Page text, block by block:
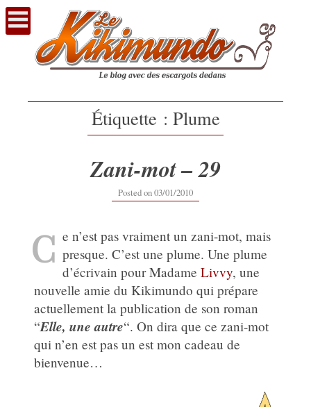
Voir
contenu
Étiquette : Plume
Zani-mot – 29
Posted on03/01/201016/09/2019
C e n’est pas vraiment un zani-mot, mais
presque. C’est une plume. Une plume
d’écrivain pour MadameLivvy, une
nouvelle amie du Kikimundo qui prépare
actuellement la publication de son roman
“Elle, une autre“. On dira que ce zani-mot
qui n’en est pas un est mon cadeau de
bienvenue…